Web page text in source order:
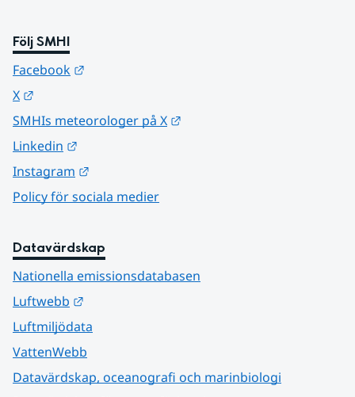
Följ SMHI
Facebook
X
SMHIs meteorologer på X
Linkedin
Instagram
Policy för sociala medier
Datavärdskap
Nationella emissionsdatabasen
Luftwebb
Luftmiljödata
VattenWebb
Datavärdskap, oceanografi och marinbiologi